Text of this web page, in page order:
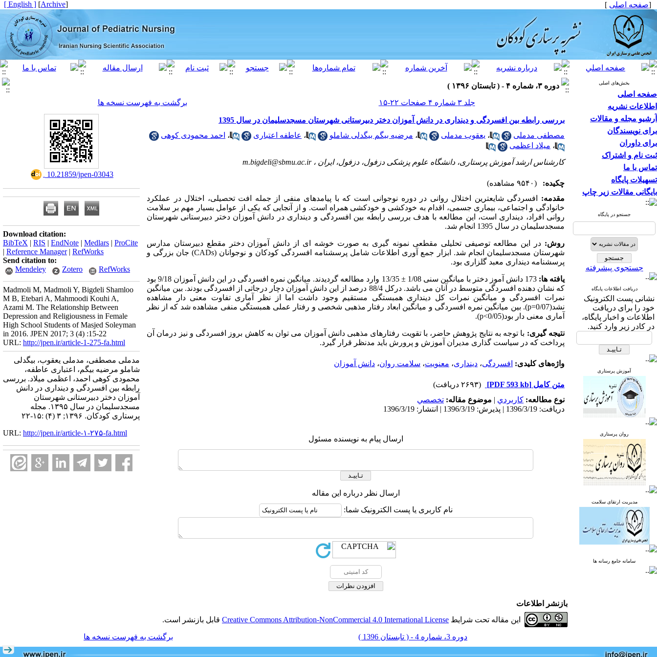
[صفحه اصلی ]
[
Archive
]
[ English ]
بخش‌های اصلی
صفحه اصلی
اطلاعات نشریه
آرشیو مجله و مقالات
برای نویسندگان
برای داوران
ثبت نام و اشتراک
تماس با ما
تسهیلات پایگاه
بایگانی مقالات زیر چاپ
جستجو در پایگاه
جستجوی پیشرفته
دریافت اطلاعات پایگاه
نشانی پست الکترونیک
خود را برای دریافت
اطلاعات و اخبار پایگاه،
در کادر زیر وارد کنید.
آموزش پرستاری
روان پرستاری
مدیریت ارتقای سلامت
سامانه جامع رسانه ها
دوره ۳، شماره ۴ - ( تابستان ۱۳۹۶ )
جلد ۳ شماره ۴ صفحات ۲۲-۱۵
برگشت به فهرست نسخه ها
بررسی رابطه بین افسردگی و دینداری در دانش آموزان دختر دبیرستانی شهرستان مسجدسلیمان در سال 1395
مصطفی مدملی
، یعقوب مدملی ، مرضیه بیگم بیگدلی شاملو ، عاطفه اعتباری ، احمد محمودی کوهی
، میلاد اعظمی
کارشناس ارشد آموزش پرستاری، دانشگاه علوم پزشکی دزفول، دزفول، ایران ،m.bigdeli@sbmu.ac.ir
چکیده:
(۹۵۴۰ مشاهده)
مقدمه: افسردگی شایعترین اختلال روانی در دوره نوجوانی است که با پیامدهای منفی از جمله افت تحصیلی، اختلال در عملکرد
خانوادگی و اجتماعی، بیماری جسمی، اقدام به خودکشی و خودکشی همراه است. و از آنجایی که یکی از عوامل بسیار مهم بر سلامت
روانی افراد، دینداری است، این مطالعه با هدف بررسی رابطه بین افسردگی و دینداری در دانش آموزان دختر دبیرستانی شهرستان
مسجدسلیمان در سال 1395 انجام شد.
روش: در این مطالعه توصیفی تحلیلی مقطعی نمونه گیری به صورت خوشه ای از دانش آموزان دختر مقطع دبیرستان مدارس
شهرستان مسجدسلیمان انجام شد. ابزار جمع آوری اطلاعات شامل پرسشنامه افسردگی کودکان و نوجوانان (CADs) جان بزرگی و
پرسشنامه دینداری معبد گلزاری بود.
یافته ها: 173 دانش آموز دختر با میانگین سنی 1/08 ±
13/35 وارد مطالعه گردیدند. میانگین نمره افسردگی در این دانش آموزان 9/18 بود
که نشان دهنده افسردگی متوسط در آنان می باشد. درکل 88/4 درصد از این دانش آموزان دچار درجاتی از افسردگی بودند. بین میانگین
نمرات افسردگی و میانگین نمرات کل دینداری همبستگی مستقیم وجود داشت اما از نظر آماری تفاوت معنی دار مشاهده
نشد(0/07
p=). بین میانگین نمره افسردگی و میانگین ابعاد رفتار مذهبی شخصی و رفتار عملی همبستگی منفی مشاهده شد که از نظر
آماری معنی دار بود(0/05>
p
).
نتیجه گیری: با توجه به نتایج پژوهش حاضر، با تقویت رفتارهای مذهبی دانش آموزان می توان به کاهش بروز افسردگی و نیز درمان آن
پرداخت که در سیاست گذاری مدیران آموزش و پرورش باید مدنظر قرار گیرد.
واژه‌های کلیدی: افسردگی، دینداری، معنویت، سلامت روان، دانش آموزان
متن کامل [PDF 593 kb]
(۲۶۹۳ دریافت)
نوع مطالعه: كاربردي | موضوع مقاله: تخصصي
دریافت: 1396/3/19 | پذیرش: 1396/3/19 | انتشار: 1396/3/19
ارسال پیام به نویسنده مسئول
ارسال نظر درباره این مقاله
نام کاربری یا پست الکترونیک شما:
‎ 10.21859/jpen-03043
Download citation:
BibTeX | RIS | EndNote | Medlars | ProCite
| Reference Manager| RefWorks
Send citation to:
Mendeley
Zotero RefWorks
Madmoli M, Madmoli Y, Bigdeli Shamloo
M B, Etebari A, Mahmoodi Kouhi A,
Azami M. The Relationship Between
Depression and Religiousness in Female
High School Students of Masjed Soleyman
in 2016. JPEN 2017; 3 (4) :15-22
URL: http://jpen.ir/article-1-275-fa.html
مدملی مصطفی، مدملی یعقوب، بیگدلی
شاملو مرضیه بیگم، اعتباری عاطفه،
محمودی کوهی احمد، اعظمی میلاد. بررسی
رابطه بین افسردگی و دینداری در دانش
آموزان دختر دبیرستانی شهرستان
مسجدسلیمان در سال ۱۳۹۵. مجله
پرستاری کودکان. ۱۳۹۶; ۳ (۴) :۱۵-۲۲
URL: http://jpen.ir/article-۱-۲۷۵-fa.html
بازنشر اطلاعات
این مقاله تحت شرایط Creative Commons Attribution-NonCommercial 4.0 International License قابل بازنشر است.
دوره 3، شماره 4 - ( تابستان 1396 ) برگشت به فهرست نسخه ها